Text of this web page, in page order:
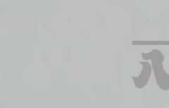
こ
れ
こ
そ